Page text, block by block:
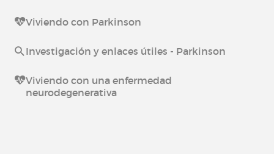
Viviendo con Parkinson
Investigación y enlaces útiles - Parkinson
Viviendo con una enfermedad
neurodegenerativa